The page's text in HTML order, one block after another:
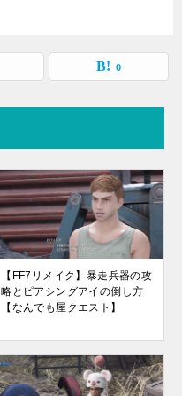
0
【FF7リメイク】暴走兵器の攻
略とピアシングアイの倒し方
【なんでも屋クエスト】